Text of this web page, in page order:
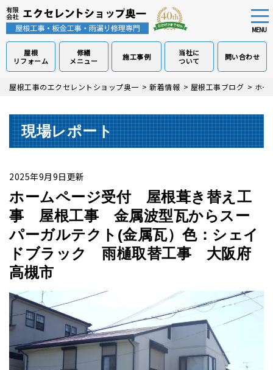
Skip
content
MENU
屋根
リフォーム
修繕
メニュー
施工事例
当社に
ついて
問い合わせ
屋根工事のエクセレントショップ奥一 > 新着情報 > 屋根工事ブログ > ホ
現場レポート
2025年9月9日更新
ホームページ受付 屋根葺き替え工
事 屋根工事 金属波型瓦からスー
パーガルテクト(金属瓦）色：シェイ
ドブラック 雨樋取替工事 大阪府
高槻市